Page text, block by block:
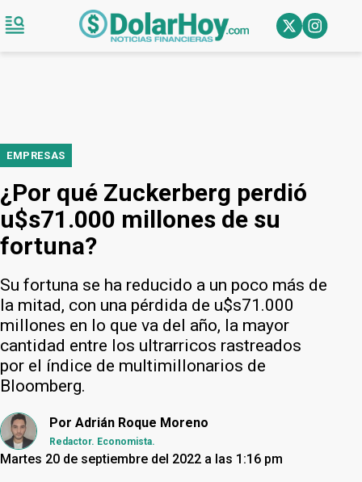
EMPRESAS
¿Por qué Zuckerberg perdió
u$s71.000 millones de su
fortuna?
Su fortuna se ha reducido a un poco más de
la mitad, con una pérdida de u$s71.000
millones en lo que va del año, la mayor
cantidad entre los ultrarricos rastreados
por el índice de multimillonarios de
Bloomberg.
Por Adrián Roque Moreno
Redactor. Economista.
Martes 20 de septiembre del 2022 a las 1:16 pm